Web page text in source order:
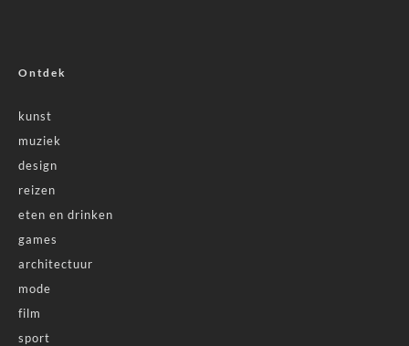
Ontdek
kunst
muziek
design
reizen
eten en drinken
games
architectuur
mode
film
sport